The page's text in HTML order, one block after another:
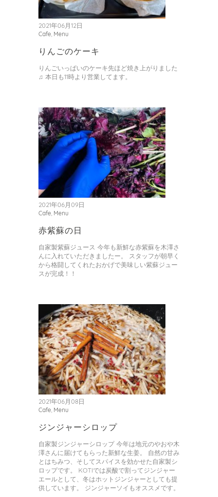
2021年06月12日
Cafe Menu
りんごのケーキ
りんごいっぱいのケーキ先ほど焼き上がりました
♫ 本日も11時より営業してます。
2021年06月09日
Cafe, Menu
赤紫蘇の日
自家製紫蘇ジュース 今年も新鮮な赤紫蘇を木澤さ
んに入れていただきましたー。 スタッフが朝早く
から格闘してくれたおかげで美味しい紫蘇ジュー
スが完成！！
2021年06月08日
Cafe, Menu
ジンジャーシロップ
自家製ジンジャーシロップ 今年は地元のやおや木
澤さんに届けてもらった新鮮な生姜。 自然の甘み
とはちみつ、そしてスパイスを効かせた自家製シ
ロップです。 KOTIでは炭酸で割ってジンジャー
エールとして、冬はホットジンジャーとしても提
供しています。 ジンジャーソイもオススメです。